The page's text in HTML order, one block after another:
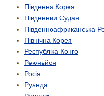
Південна Корея
Південний Судан
Південно­африканська
Північна Корея
Республіка Конго
Реюньйон
Росія
Руанда